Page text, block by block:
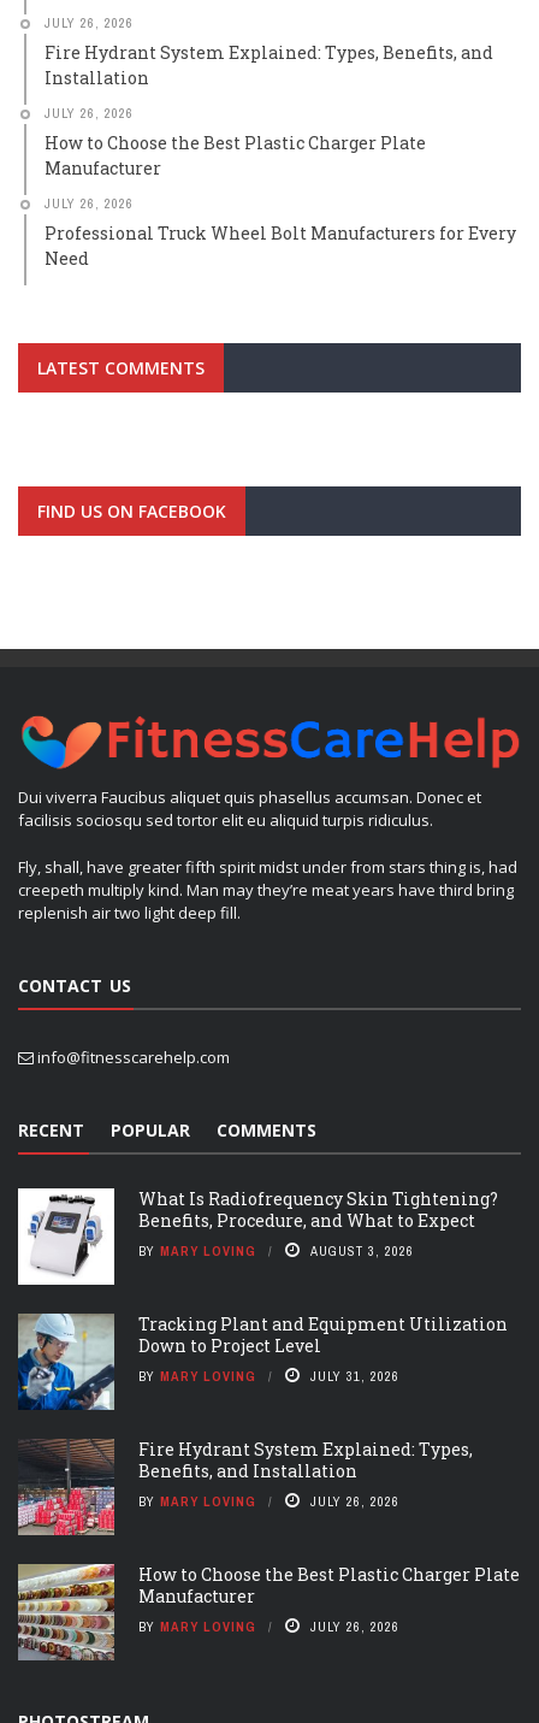
JULY 26, 2026
Fire Hydrant System Explained: Types, Benefits, and
Installation
JULY 26, 2026
How to Choose the Best Plastic Charger Plate
Manufacturer
JULY 26, 2026
Professional Truck Wheel Bolt Manufacturers for Every
Need
LATEST COMMENTS
FIND US ON FACEBOOK
Dui viverra Faucibus aliquet quis phasellus accumsan. Donec et
facilisis sociosqu sed tortor elit eu aliquid turpis ridiculus.
Fly, shall, have greater fifth spirit midst under from stars thing is, had
creepeth multiply kind. Man may they’re meat years have third bring
replenish air two light deep fill.
CONTACT US
info@fitnesscarehelp.com
RECENT POPULAR COMMENTS
What Is Radiofrequency Skin Tightening?
Benefits, Procedure, and What to Expect
BY MARY LOVING AUGUST 3, 2026
Tracking Plant and Equipment Utilization
Down to Project Level
BY MARY LOVING JULY 31, 2026
Fire Hydrant System Explained: Types,
Benefits, and Installation
BY MARY LOVING JULY 26, 2026
How to Choose the Best Plastic Charger Plate
Manufacturer
BY MARY LOVING JULY 26, 2026